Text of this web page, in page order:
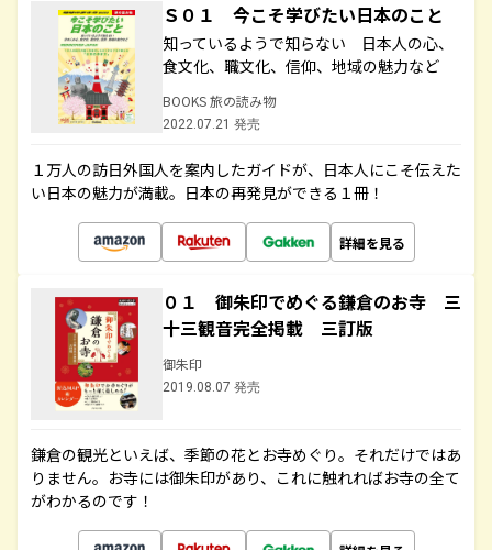
Ｓ０１ 今こそ学びたい日本のこと
知っているようで知らない 日本人の心、
食文化、職文化、信仰、地域の魅力など
BOOKS 旅の読み物
2022.07.21 発売
１万人の訪日外国人を案内したガイドが、日本人にこそ伝えた
い日本の魅力が満載。日本の再発見ができる１冊！
詳細を見る
０１ 御朱印でめぐる鎌倉のお寺 三
十三観音完全掲載 三訂版
御朱印
2019.08.07 発売
鎌倉の観光といえば、季節の花とお寺めぐり。それだけではあ
りません。お寺には御朱印があり、これに触れればお寺の全て
がわかるのです！